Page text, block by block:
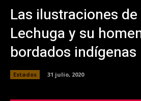
Las ilustraciones
Lechuga y su
bordados indígenas
Estados 31 julio, 2020